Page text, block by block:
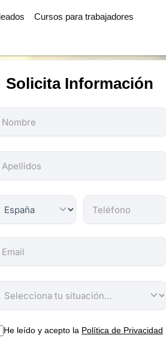
Cursos para trabajadores
Solicita Información
He leído y acepto la Política de Privacidad